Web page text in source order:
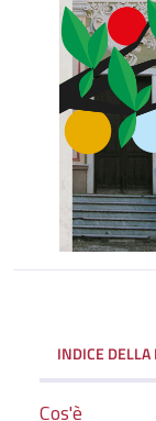
INDICE DELLA
Cos'è